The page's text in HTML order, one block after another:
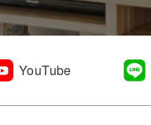
YouTube